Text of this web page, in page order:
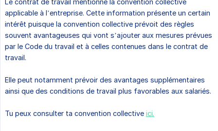
Le contrat de travail mentionne la convention collective
applicable à l’entreprise. Cette information présente un certain
intérêt puisque la convention collective prévoit des règles
souvent avantageuses qui vont s’ajouter aux mesures prévues
par le Code du travail et à celles contenues dans le contrat de
travail.
Elle peut notamment prévoir des avantages supplémentaires
ainsi que des conditions de travail plus favorables aux salariés.
Tu peux consulter ta convention collective ici.